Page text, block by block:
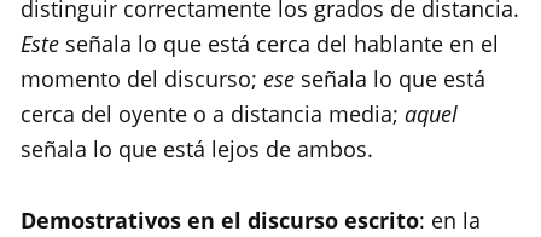
distinguir correctamente los grados de distancia.
Este señala lo que está cerca del hablante en el
momento del discurso; ese señala lo que está
cerca del oyente o a distancia media; aquel
señala lo que está lejos de ambos.
Demostrativos en el discurso escrito: en la